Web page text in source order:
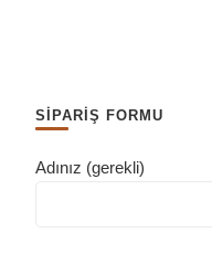
SİPARİŞ FORMU
Adınız (gerekli)